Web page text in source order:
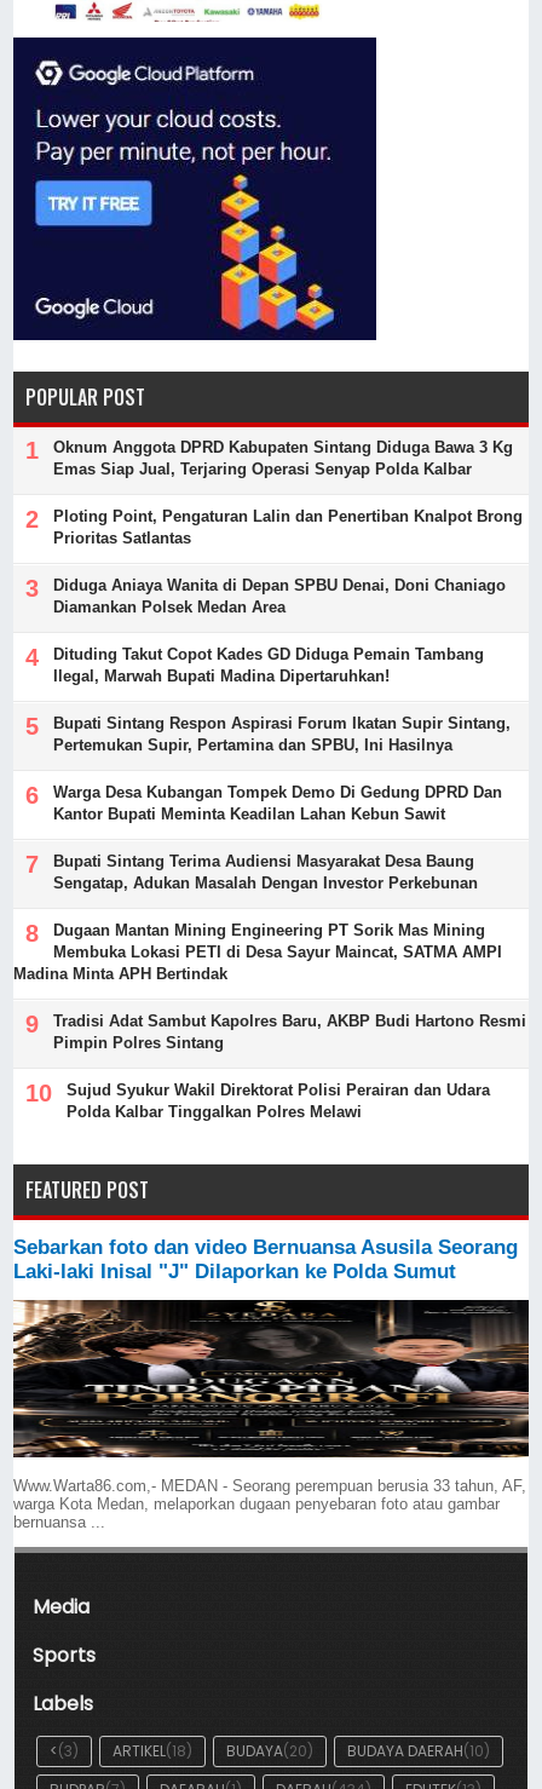
POPULAR POST
Oknum Anggota DPRD Kabupaten Sintang Diduga Bawa 3 Kg
Emas Siap Jual, Terjaring Operasi Senyap Polda Kalbar
Ploting Point, Pengaturan Lalin dan Penertiban Knalpot Brong
Prioritas Satlantas
Diduga Aniaya Wanita di Depan SPBU Denai, Doni Chaniago
Diamankan Polsek Medan Area
Dituding Takut Copot Kades GD Diduga Pemain Tambang
Ilegal, Marwah Bupati Madina Dipertaruhkan!
Bupati Sintang Respon Aspirasi Forum Ikatan Supir Sintang,
Pertemukan Supir, Pertamina dan SPBU, Ini Hasilnya
Warga Desa Kubangan Tompek Demo Di Gedung DPRD Dan
Kantor Bupati Meminta Keadilan Lahan Kebun Sawit
Bupati Sintang Terima Audiensi Masyarakat Desa Baung
Sengatap, Adukan Masalah Dengan Investor Perkebunan
Dugaan Mantan Mining Engineering PT Sorik Mas Mining
Membuka Lokasi PETI di Desa Sayur Maincat, SATMA AMPI
Madina Minta APH Bertindak
Tradisi Adat Sambut Kapolres Baru, AKBP Budi Hartono Resmi
Pimpin Polres Sintang
Sujud Syukur Wakil Direktorat Polisi Perairan dan Udara
Polda Kalbar Tinggalkan Polres Melawi
FEATURED POST
Sebarkan foto dan video Bernuansa Asusila Seorang
Laki-laki Inisal "J" Dilaporkan ke Polda Sumut
Www.Warta86.com,- MEDAN - Seorang perempuan berusia 33 tahun, AF,
warga Kota Medan, melaporkan dugaan penyebaran foto atau gambar
bernuansa ...
Media
Sports
Labels
<(3) ARTIKEL(18) BUDAYA(20) BUDAYA DAERAH(10)